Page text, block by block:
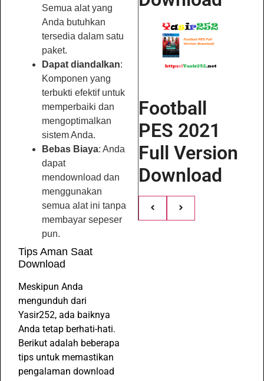
Semua alat yang
Anda butuhkan
tersedia dalam satu
paket.
Dapat diandalkan:
Komponen yang
terbukti efektif untuk
memperbaiki dan
mengoptimalkan
sistem Anda.
Bebas Biaya: Anda
dapat
mendownload dan
menggunakan
semua alat ini tanpa
membayar sepeser
pun.
Tips Aman Saat
Download
Meskipun Anda
mengunduh dari
Yasir252, ada baiknya
Anda tetap berhati-hati.
Berikut adalah beberapa
tips untuk memastikan
pengalaman download
Football
PES 2021
Full Version
Download